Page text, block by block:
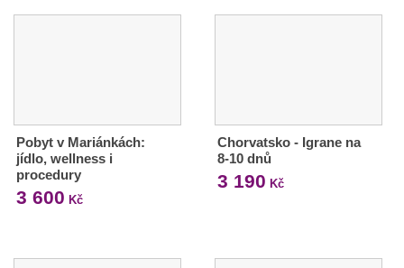
Pobyt v Mariánkách:
jídlo, wellness i
procedury
3 600 Kč
Chorvatsko - Igrane na
8-10 dnů
3 190 Kč